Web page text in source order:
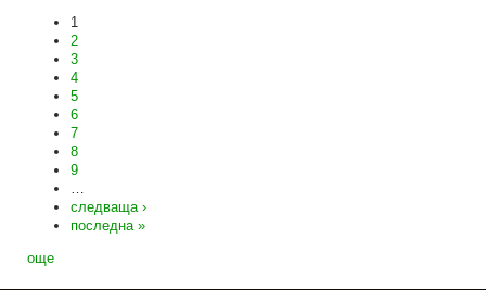
1
2
3
4
5
6
7
8
9
…
следваща ›
последна »
още